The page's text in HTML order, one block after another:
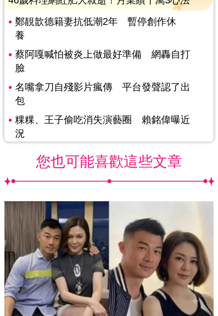
鄭靚歆德籍妻抗低潮2年 暫停創作休
養
蔡阿嘎喊怕被炎上做最好準備 網轟自打
臉
名嘴拿刀自殘影片瘋傳 平台發聲認了出
包
粿粿、王子偷吃消失演藝圈 賴銘偉曝近
況
您也可能喜歡這些文章